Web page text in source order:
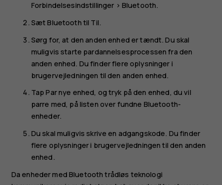
Forbindelsesindstillinger > Bluetooth.
SætBluetooth til Til.
Sørg for, at den anden enhed er tændt. Du skal
muligvis starte pardannelsesprocessen fra den
anden enhed. Du finder flere oplysninger i
brugervejledningen til den anden enhed.
TapPar nye enhed, og tryk på den enhed, du vil
parre med, på listen over fundne Bluetooth-
enheder.
Du skal muligvis skrive en adgangskode. Du finder
flere oplysninger i brugervejledningen til den anden
enhed.
Da enheder med Bluetooth trådløs teknologi